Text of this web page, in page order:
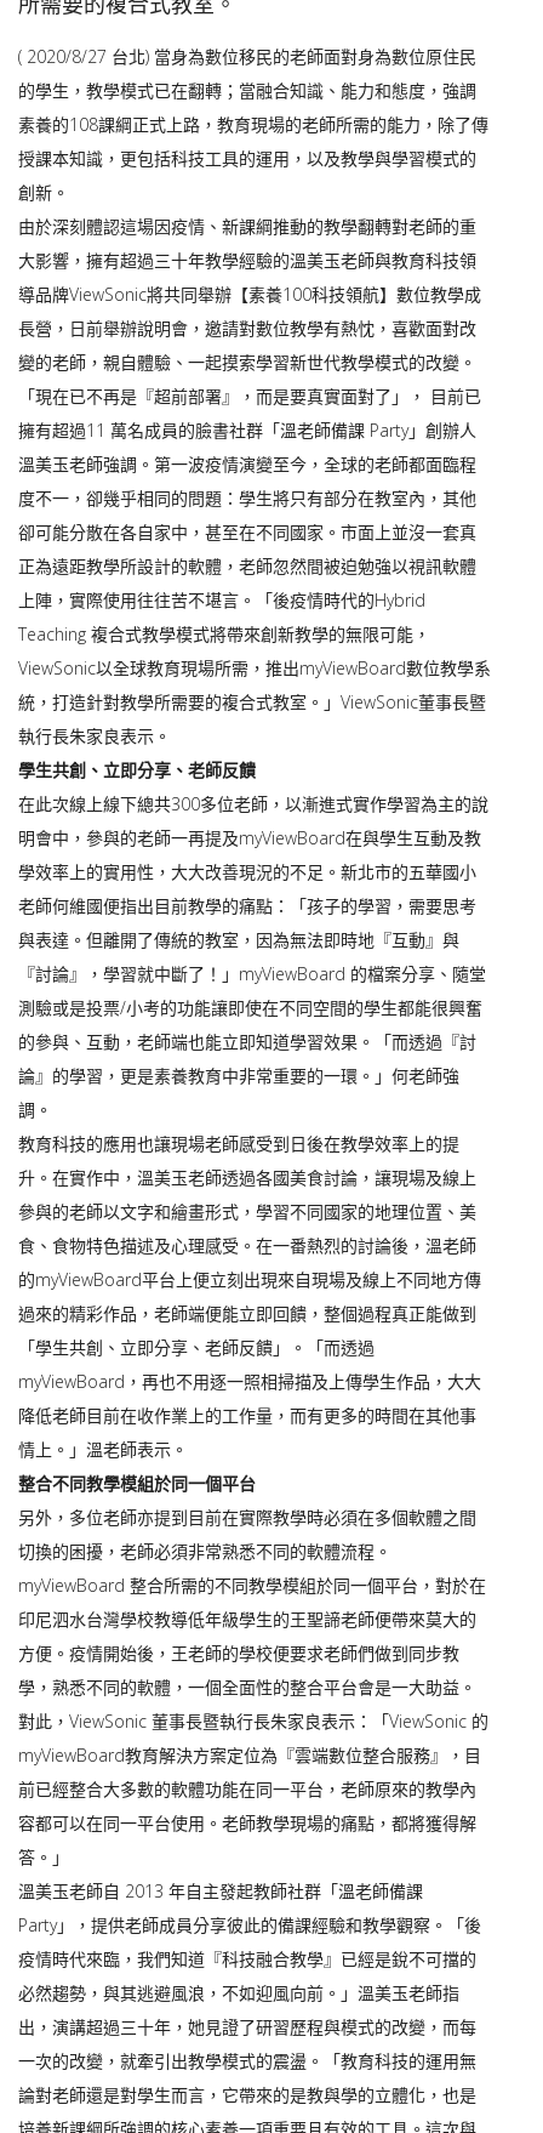
( 2020/8/27 台北) 當身為數位移民的老師面對身為數位原住民
的學生，教學模式已在翻轉；當融合知識、能力和態度，強調
素養的108課綱正式上路，教育現場的老師所需的能力，除了傳
授課本知識，更包括科技工具的運用，以及教學與學習模式的
創新。
由於深刻體認這場因疫情、新課綱推動的教學翻轉對老師的重
大影響，擁有超過三十年教學經驗的溫美玉老師與教育科技領
導品牌ViewSonic將共同舉辦【素養100科技領航】數位教學成
長營，日前舉辦說明會，邀請對數位教學有熱忱，喜歡面對改
變的老師，親自體驗、一起摸索學習新世代教學模式的改變。
「現在已不再是『超前部署』，而是要真實面對了」， 目前已
擁有超過11 萬名成員的臉書社群「溫老師備課 Party」創辦人
溫美玉老師強調。第一波疫情演變至今，全球的老師都面臨程
度不一，卻幾乎相同的問題：學生將只有部分在教室內，其他
卻可能分散在各自家中，甚至在不同國家。市面上並沒一套真
正為遠距教學所設計的軟體，老師忽然間被迫勉強以視訊軟體
上陣，實際使用往往苦不堪言。「後疫情時代的Hybrid
Teaching 複合式教學模式將帶來創新教學的無限可能，
ViewSonic以全球教育現場所需，推出myViewBoard數位教學系
統，打造針對教學所需要的複合式教室。」ViewSonic董事長暨
執行長朱家良表示。
學生共創、立即分享、老師反饋
在此次線上線下總共300多位老師，以漸進式實作學習為主的說
明會中，參與的老師一再提及myViewBoard在與學生互動及教
學效率上的實用性，大大改善現況的不足。新北市的五華國小
老師何維國便指出目前教學的痛點：「孩子的學習，需要思考
與表達。但離開了傳統的教室，因為無法即時地『互動』與
『討論』，學習就中斷了！」myViewBoard 的檔案分享、隨堂
測驗或是投票/小考的功能讓即使在不同空間的學生都能很興奮
的參與、互動，老師端也能立即知道學習效果。「而透過『討
論』的學習，更是素養教育中非常重要的一環。」何老師強
調。
教育科技的應用也讓現場老師感受到日後在教學效率上的提
升。在實作中，溫美玉老師透過各國美食討論，讓現場及線上
參與的老師以文字和繪畫形式，學習不同國家的地理位置、美
食、食物特色描述及心理感受。在一番熱烈的討論後，溫老師
的myViewBoard平台上便立刻出現來自現場及線上不同地方傳
過來的精彩作品，老師端便能立即回饋，整個過程真正能做到
「學生共創、立即分享、老師反饋」。「而透過
myViewBoard，再也不用逐一照相掃描及上傳學生作品，大大
降低老師目前在收作業上的工作量，而有更多的時間在其他事
情上。」溫老師表示。
整合不同教學模組於同一個平台
另外，多位老師亦提到目前在實際教學時必須在多個軟體之間
切換的困擾，老師必須非常熟悉不同的軟體流程。
myViewBoard 整合所需的不同教學模組於同一個平台，對於在
印尼泗水台灣學校教導低年級學生的王聖諦老師便帶來莫大的
方便。疫情開始後，王老師的學校便要求老師們做到同步教
學，熟悉不同的軟體，一個全面性的整合平台會是一大助益。
對此，ViewSonic 董事長暨執行長朱家良表示：「ViewSonic 的
myViewBoard教育解決方案定位為『雲端數位整合服務』，目
前已經整合大多數的軟體功能在同一平台，老師原來的教學內
容都可以在同一平台使用。老師教學現場的痛點，都將獲得解
答。」
溫美玉老師自 2013 年自主發起教師社群「溫老師備課
Party」，提供老師成員分享彼此的備課經驗和教學觀察。「後
疫情時代來臨，我們知道『科技融合教學』已經是銳不可擋的
必然趨勢，與其逃避風浪，不如迎風向前。」溫美玉老師指
出，演講超過三十年，她見證了研習歷程與模式的改變，而每
一次的改變，就牽引出教學模式的震盪。「教育科技的運用無
論對老師還是對學生而言，它帶來的是教與學的立體化，也是